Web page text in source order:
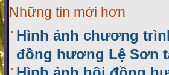
Những tin mới hơn
Hình ảnh chương
đồng hương Lệ Sơn